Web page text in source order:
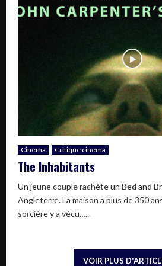
Cinéma Critique cinéma
The Inhabitants
Un jeune couple rachète un Bed and
Angleterre. La maison a plus de 350
sorcière y a vécu…...
VOIR PLUS